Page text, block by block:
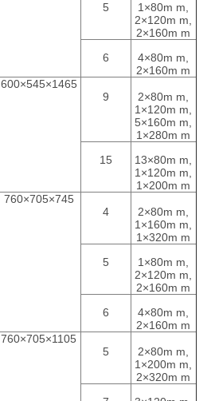
5
1×80m m,
2×120m m,
2×160m m
6
4×80m m,
2×160m m
600×545×1465
9
2×80m m,
1×120m m,
5×160m m,
1×280m m
15
13×80m m,
1×120m m,
1×200m m
760×705×745
4
2×80m m,
1×160m m,
1×320m m
5
1×80m m,
2×120m m,
2×160m m
6
4×80m m,
2×160m m
760×705×1105
5
2×80m m,
1×200m m,
2×320m m